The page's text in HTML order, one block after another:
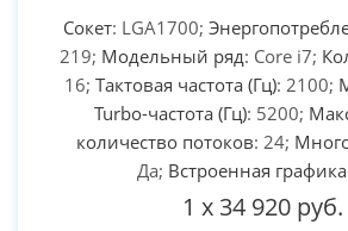
Сокет: LGA1700;
219; Модельный ряд: Core i7;
16; Тактовая частота (Гц): 2100;
Turbo-частота (Гц): 5200;
количество потоков: 24;
Да; Встроенная графика
1 x 34 920 руб.